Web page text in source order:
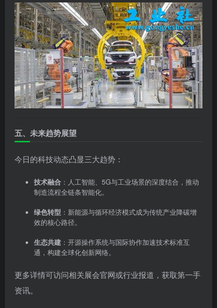
五、未来趋势展望
今日的科技动态凸显三大趋势：
技术融合 ：人工智能、5G与工业场景的深度结合，推动
制造流程全链条智能化。
绿色转型 ：新能源与循环经济模式成为传统产业降碳增
效的核心路径。
生态共建 ：开源操作系统与国际协作加速技术标准互
通，构建全球化创新网络。
更多详情可访问相关展会官网或行业报道，获取第一手
资讯。